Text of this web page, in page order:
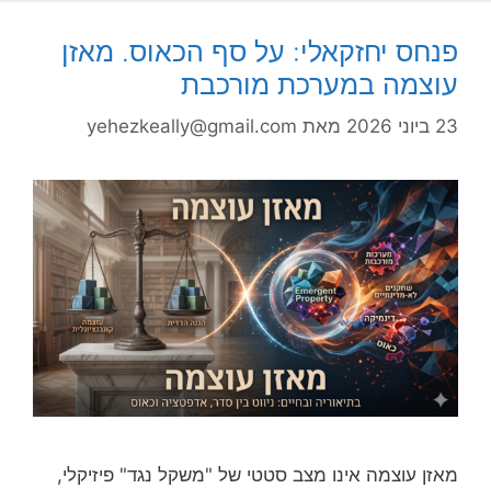
פנחס יחזקאלי: על סף הכאוס. מאזן
עוצמה במערכת מורכבת
23 ביוני 2026 מאת yehezkeally@gmail.com
מאזן עוצמה אינו מצב סטטי של "משקל נגד" פיזיקלי,